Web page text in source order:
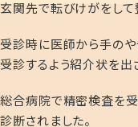
玄関先で転びけがをして
受診時に医師から手のや
受診するよう紹介状を出
総合病院で精密検査を
診断されました。